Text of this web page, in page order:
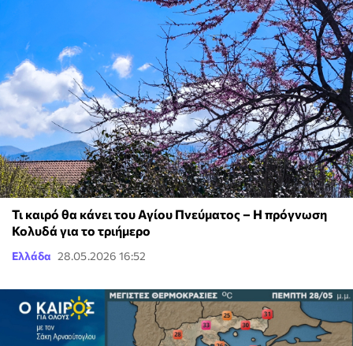
Τι καιρό θα κάνει του Αγίου Πνεύματος – Η πρόγνωση
Κολυδά για το τριήμερο
Ελλάδα 28.05.2026 16:52